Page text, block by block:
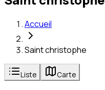
Accueil
Saint christophe
Liste Carte